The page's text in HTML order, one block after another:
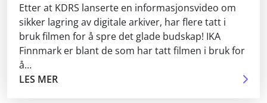
Etter at KDRS lanserte en informasjonsvideo om
sikker lagring av digitale arkiver, har flere tatt i
bruk filmen for å spre det glade budskap! IKA
Finnmark er blant de som har tatt filmen i bruk for
å…
LES MER